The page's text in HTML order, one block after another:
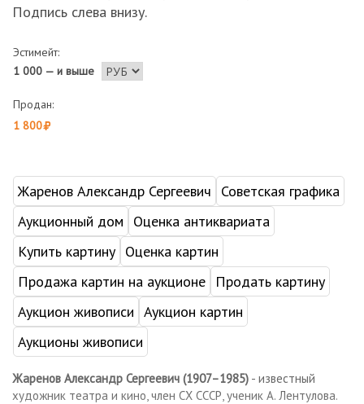
Подпись слева внизу.
Эстимейт:
1 000 — и выше
Продан:
1 800
Жаренов Александр Сергеевич
Советская графика
Аукционный дом
Оценка антиквариата
Купить картину Оценка картин
Продажа картин на аукционе
Продать картину
Аукцион живописи Аукцион картин
Аукционы живописи
Жаренов Александр Сергеевич (1907–1985) - известный
художник театра и кино, член СХ СССР, ученик А. Лентулова.